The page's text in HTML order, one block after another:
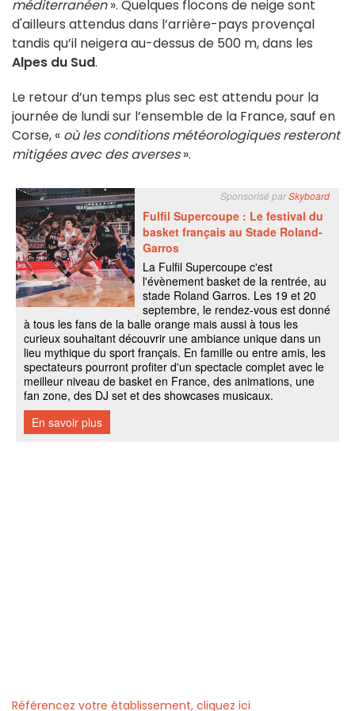
méditerranéen». Quelques flocons de neige sont
d'ailleurs attendus dans l’arrière-pays provençal
tandis qu’il neigera au-dessus de 500 m, dans les
Alpes du Sud.
Le retour d’un temps plus sec est attendu pour la
journée de lundi sur l’ensemble de la France, sauf en
Corse, « où les conditions météorologiques resteront
mitigées avec des averses».
Référencez votre établissement, cliquez ici